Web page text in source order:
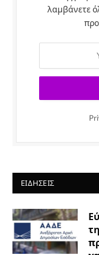
λαμβάνετε
ΕΙΔΉΣΕΙΣ